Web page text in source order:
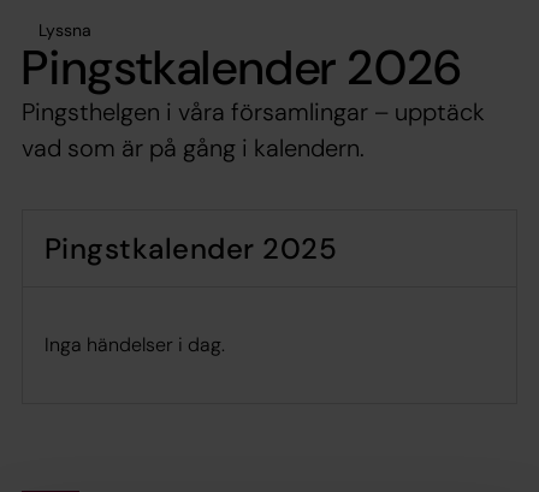
Lyssna
Pingstkalender 2026
Pingsthelgen i våra församlingar – upptäck
vad som är på gång i kalendern.
Pingstkalender 2025
Inga händelser i dag.